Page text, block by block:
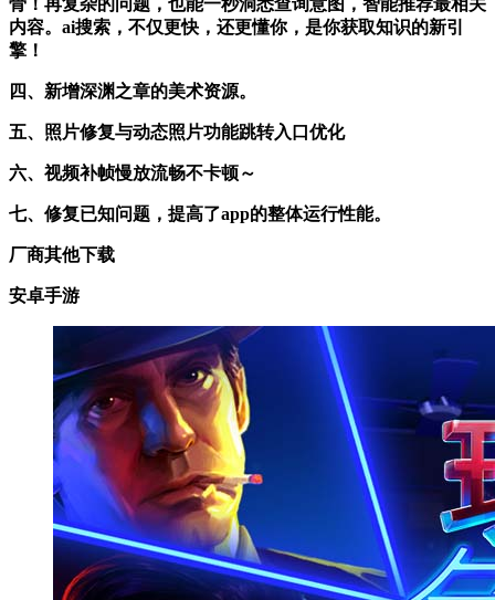
骨！再复杂的问题，也能一秒洞悉查询意图，智能推荐最相关
内容。ai搜索，不仅更快，还更懂你，是你获取知识的新引
擎！
四、新增深渊之章的美术资源。
五、照片修复与动态照片功能跳转入口优化
六、视频补帧慢放流畅不卡顿～
七、修复已知问题，提高了app的整体运行性能。
厂商其他下载
安卓手游